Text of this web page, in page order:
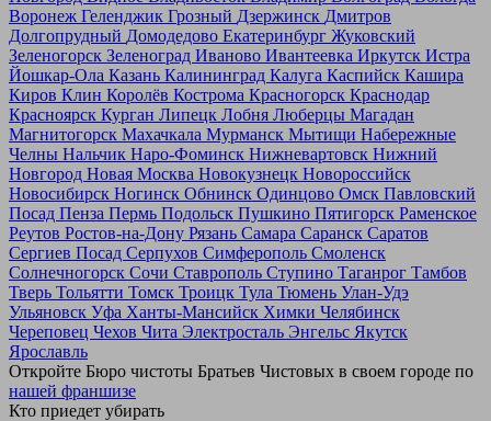
Воронеж Геленджик Грозный Дзержинск Дмитров
Долгопрудный Домодедово Екатеринбург Жуковский
Зеленогорск Зеленоград Иваново Ивантеевка Иркутск Истра
Йошкар-Ола Казань Калининград Калуга Каспийск Кашира
Киров Клин Королёв Кострома Красногорск Краснодар
Красноярск Курган Липецк Лобня Люберцы Магадан
Магнитогорск Махачкала Мурманск Мытищи Набережные
Челны Нальчик Наро-Фоминск Нижневартовск Нижний
Новгород Новая Москва Новокузнецк Новороссийск
Новосибирск Ногинск Обнинск Одинцово Омск Павловский
Посад Пенза Пермь Подольск Пушкино Пятигорск Раменское
Реутов Ростов-на-Дону Рязань Самара Саранск Саратов
Сергиев Посад Серпухов Симферополь Смоленск
Солнечногорск Сочи Ставрополь Ступино Таганрог Тамбов
Тверь Тольятти Томск Троицк Тула Тюмень Улан-Удэ
Ульяновск Уфа Ханты-Мансийск Химки Челябинск
Череповец Чехов Чита Электросталь Энгельс Якутск
Ярославль
Откройте Бюро чистоты Братьев Чистовых в своем городе по
нашей франшизе
Кто приедет убирать